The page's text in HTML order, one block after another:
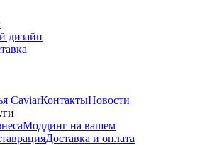
дизайн
CaviarКонтактыНовости
Моддинг на вашем
Доставка и оплата